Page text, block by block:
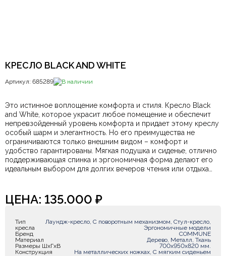
КРЕСЛО BLACK AND WHITE
Артикул: 685289 В наличии
Это истинное воплощение комфорта и стиля. Кресло Black
and White, которое украсит любое помещение и обеспечит
непревзойденный уровень комфорта и придает этому креслу
особый шарм и элегантность. Но его преимущества не
ограничиваются только внешним видом – комфорт и
удобство гарантированы. Мягкая подушка и сиденье, отлично
поддерживающая спинка и эргономичная форма делают его
идеальным выбором для долгих вечеров чтения или отдыха
удовольствия и комфорта. Уникальность этого кресла
подчеркивается его нестандартной расцветкой. . Глубокое
когда все тело расслабляется после тяжелого рабочего
дня.Благодаря этому каждое кресло становится уникальным и
неповторимым,вы создаете особую атмосферу в своем
пространстве,отражая вашу индивидуальность и творческий
ЦЕНА: 135.000 ₽
Тип
кресла
Лаундж-кресло, С поворотным механизмом, Стул-кресло,
Эргономичные модели
Бренд
COMMUNE
Материал
Дерево, Металл, Ткань
Размеры ШxГxВ
700х950х820 мм.
Конструкция
На металлических ножках, С мягким сиденьем